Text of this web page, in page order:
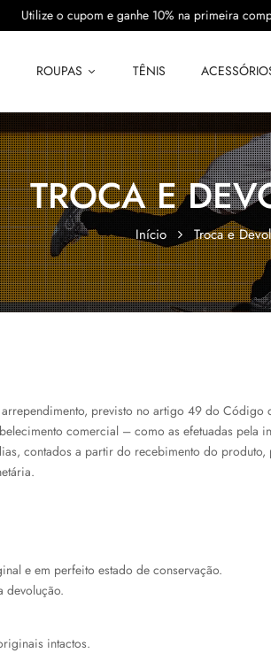
Utilize o cupom e ganhe 10% na primeira
ROUPAS TÊNIS
TROCA E
Início Troca e
previsto no artigo 49 do Código
comercial – como as efetuadas pela
contados a partir do recebimento do produto,
e em perfeito estado de conservação.
devolução.
intactos.